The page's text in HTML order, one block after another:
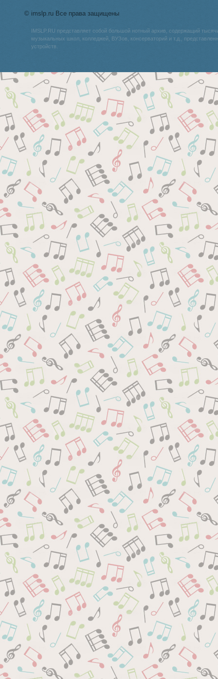
© imslp.ru Все права защищены
IMSLP.RU представляет собой большой нотный архив, содержащий
музыкальных школ, колледжей, ВУЗов, консерваторий и т.д.,
устройств.